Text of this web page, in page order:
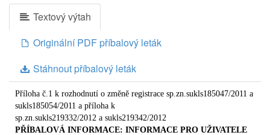
Textový výtah
Originální PDF příbalový leták
Stáhnout příbalový leták
Příloha č.1 k rozhodnutí o změně registrace sp.zn.sukls185047/2011 a
sukls185054/2011 a příloha k
sp.zn.sukls219332/2012 a sukls219342/2012
PŘÍBALOVÁ INFORMACE: INFORMACE PRO UŽIVATELE